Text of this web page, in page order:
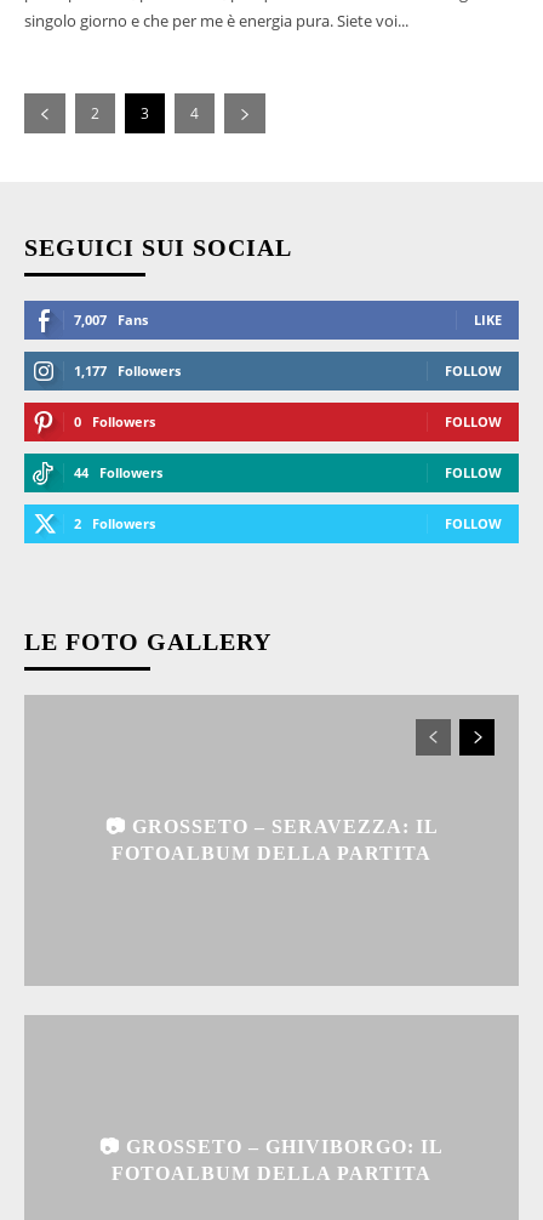
singolo giorno e che per me è energia pura. Siete voi...
2 3 4
SEGUICI SUI SOCIAL
7,007 Fans LIKE
1,177 Followers FOLLOW
0 Followers FOLLOW
44 Followers FOLLOW
2 Followers FOLLOW
LE FOTO GALLERY
📷 GROSSETO – SERAVEZZA: IL
FOTOALBUM DELLA PARTITA
📷 GROSSETO – GHIVIBORGO: IL
FOTOALBUM DELLA PARTITA